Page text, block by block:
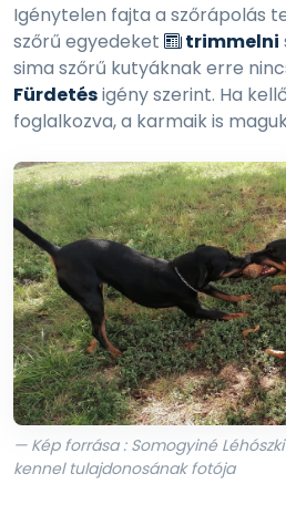
Igénytelen fajta a szőrápolás
szőrű egyedeket
trimmelni
sima szőrű kutyáknak erre
Fürdetésigény szerint. Ha
foglalkozva, a karmaik is
— Kép forrása : Somogyiné
kennel tulajdonosának fotója